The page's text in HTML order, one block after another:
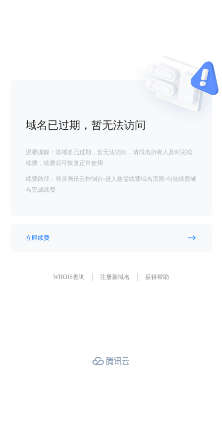
域名已过期，暂无法访问
温馨提醒：该域名已过期，暂无法访问，请域名所有人及时完成
续费，续费后可恢复正常使用
续费路径：登录腾讯云控制台-进入急需续费域名页面-勾选续费域
名完成续费
立即续费
WHOIS查询 注册新域名 获得帮助